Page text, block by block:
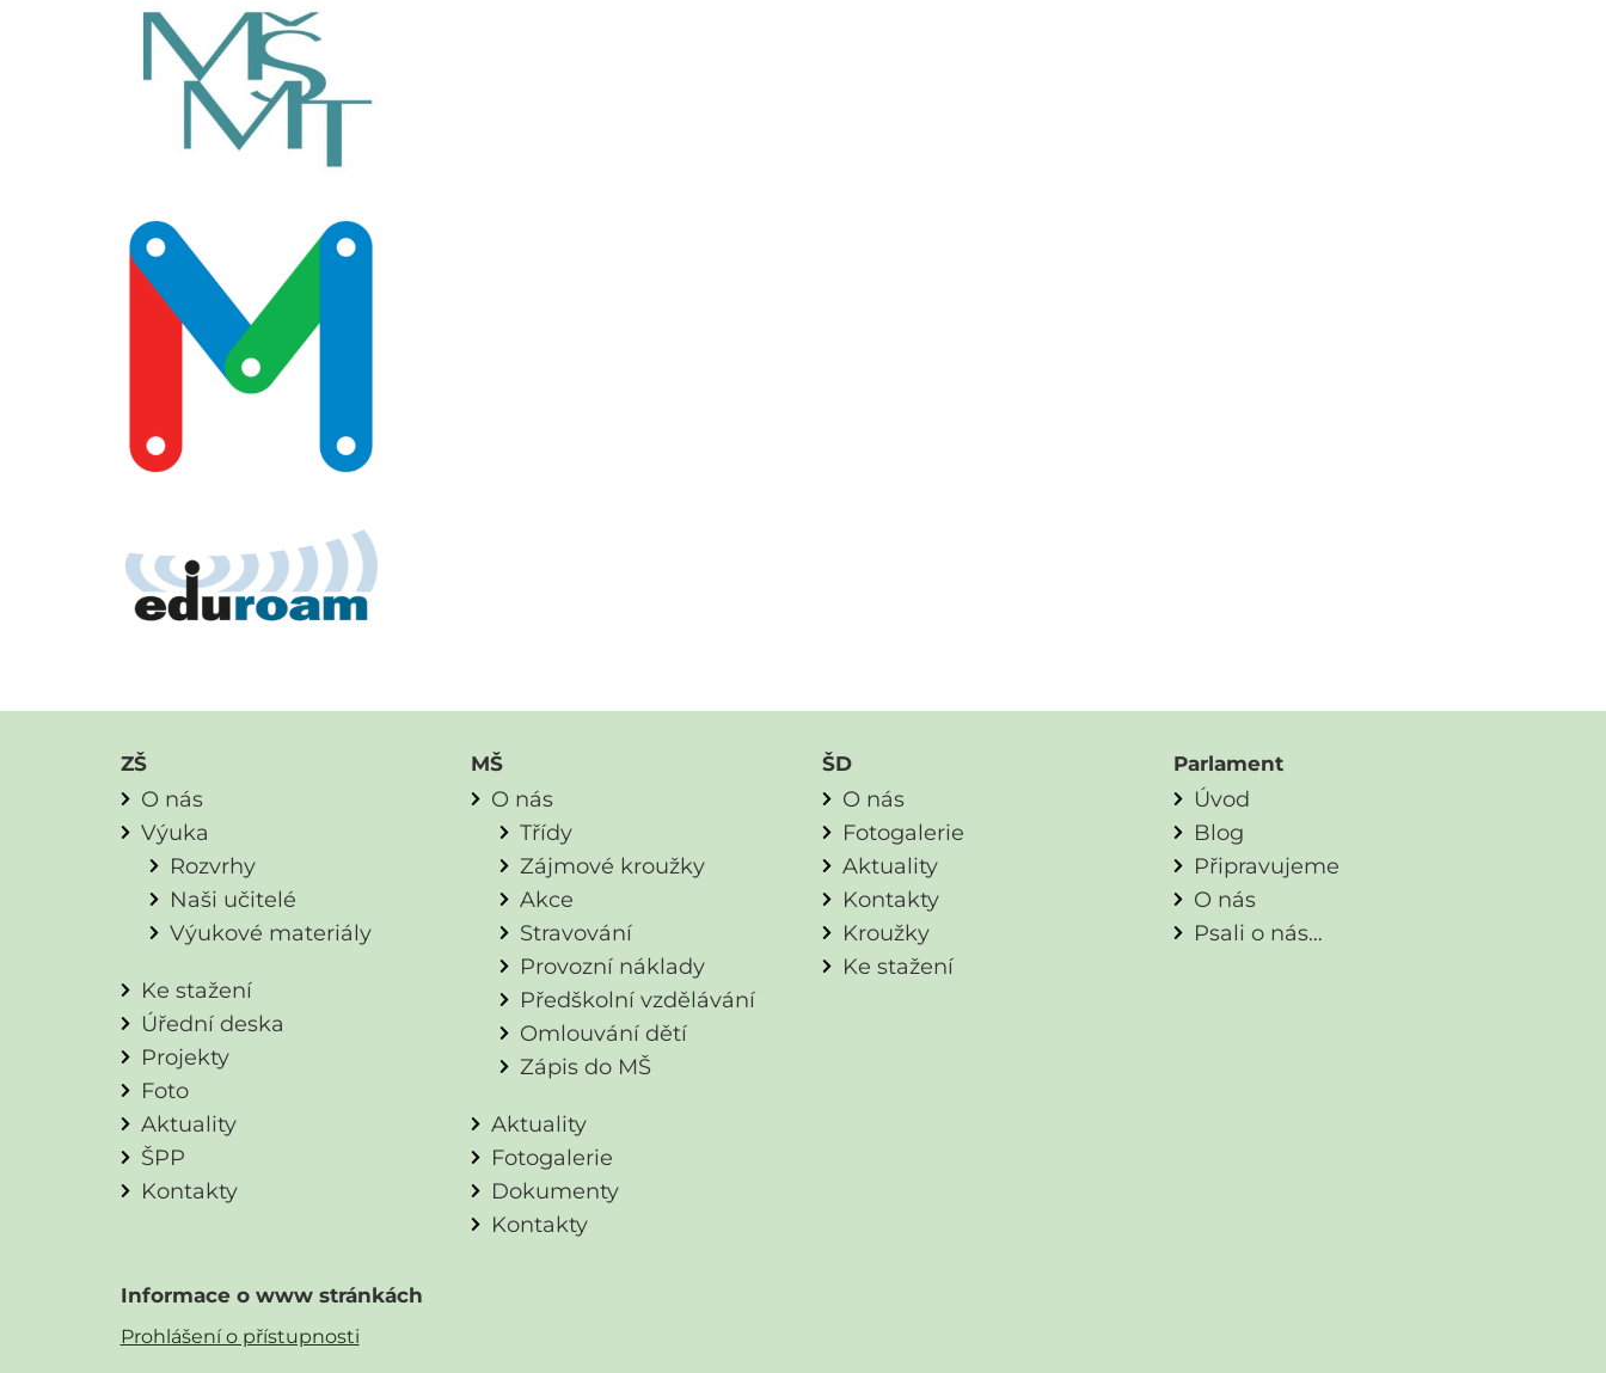
ZŠ
O nás
Výuka
Rozvrhy
Naši učitelé
Výukové materiály
Ke stažení
Úřední deska
Projekty
Foto
Aktuality
ŠPP
Kontakty
MŠ
O nás
Třídy
Zájmové kroužky
Akce
Stravování
Provozní náklady
Předškolní vzdělávání
Omlouvání dětí
Zápis do MŠ
Aktuality
Fotogalerie
Dokumenty
Kontakty
ŠD
O nás
Fotogalerie
Aktuality
Kontakty
Kroužky
Ke stažení
Parlament
Úvod
Blog
Připravujeme
O nás
Psali o nás…
Informace o www stránkách
Prohlášení o přístupnosti